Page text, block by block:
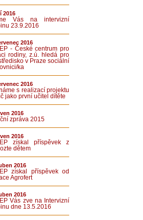
2016
Vás na intervizní
23.9.2016
2016
- České centrum pro
rodiny, z.ú. hledá pro
v Praze sociální
ka
2016
s realizací projektu
jako první učitel dítěte
2016
zpráva 2015
2016
získal příspěvek z
dětem
2016
získal příspěvek od
Agrofert
2016
Vás zve na Intervizní
dne 13.5.2016